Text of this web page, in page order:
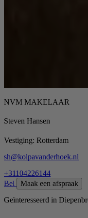
NVM MAKELAAR
Steven Hansen
Vestiging: Rotterdam
sh@kolpavanderhoek.nl
+31104226144
Bel
Maak een afspraak
Geïnteresseerd in